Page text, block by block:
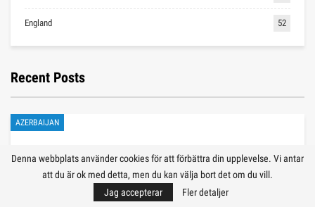
England 52
Recent Posts
AZERBAIJAN
Denna webbplats använder cookies för att förbättra din upplevelse. Vi antar
att du är ok med detta, men du kan välja bort det om du vill.
Jag accepterar
Fler detaljer